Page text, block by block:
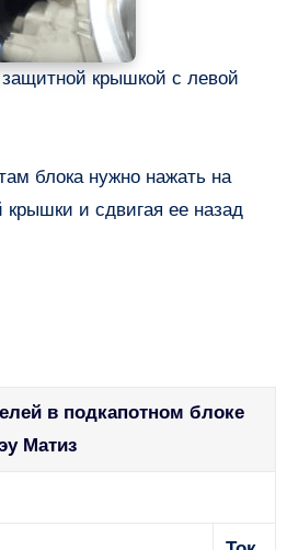
крышкой с левой
блока нужно нажать на
крышки и сдвигая ее назад
в подкапотном блоке
Матиз